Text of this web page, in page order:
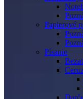
Papierové
Písanie